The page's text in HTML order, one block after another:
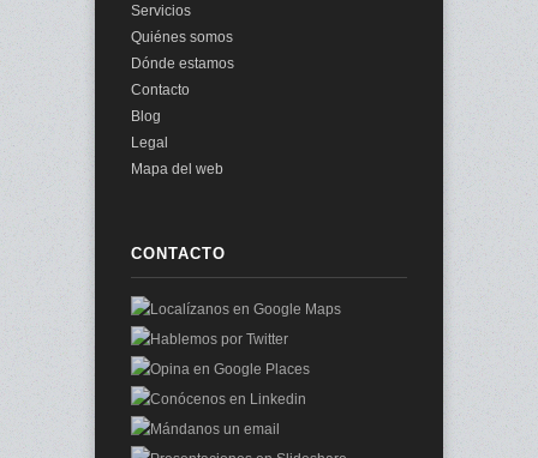
Servicios
Quiénes somos
Dónde estamos
Contacto
Blog
Legal
Mapa del web
CONTACTO